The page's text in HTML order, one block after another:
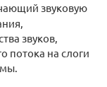
звуковую
звуков,
потока на слоги